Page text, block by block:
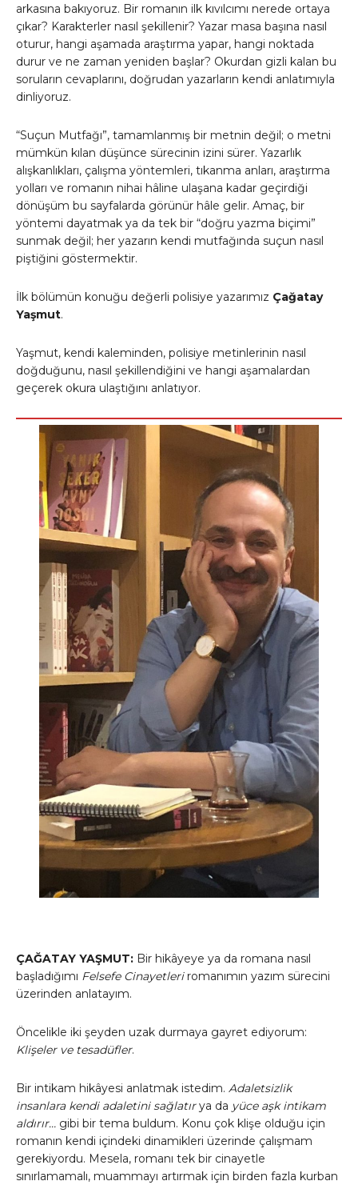
arkasına bakıyoruz. Bir romanın ilk kıvılcımı nerede ortaya
çıkar? Karakterler nasıl şekillenir? Yazar masa başına nasıl
oturur, hangi aşamada araştırma yapar, hangi noktada
durur ve ne zaman yeniden başlar? Okurdan gizli kalan bu
soruların cevaplarını, doğrudan yazarların kendi anlatımıyla
dinliyoruz.
“Suçun Mutfağı”, tamamlanmış bir metnin değil; o metni
mümkün kılan düşünce sürecinin izini sürer. Yazarlık
alışkanlıkları, çalışma yöntemleri, tıkanma anları, araştırma
yolları ve romanın nihai hâline ulaşana kadar geçirdiği
dönüşüm bu sayfalarda görünür hâle gelir. Amaç, bir
yöntemi dayatmak ya da tek bir “doğru yazma biçimi”
sunmak değil; her yazarın kendi mutfağında suçun nasıl
piştiğini göstermektir.
İlk bölümün konuğu değerli polisiye yazarımız Çağatay
Yaşmut.
Yaşmut, kendi kaleminden, polisiye metinlerinin nasıl
doğduğunu, nasıl şekillendiğini ve hangi aşamalardan
geçerek okura ulaştığını anlatıyor.
ÇAĞATAY YAŞMUT: Bir hikâyeye ya da romana nasıl
başladığımı Felsefe Cinayetleriromanımın yazım sürecini
üzerinden anlatayım.
Öncelikle iki şeyden uzak durmaya gayret ediyorum:
Klişeler ve tesadüfler.
Bir intikam hikâyesi anlatmak istedim. Adaletsizlik
insanlara kendi adaletini sağlatırya da yüce aşk intikam
aldırır… gibi bir tema buldum. Konu çok klişe olduğu için
romanın kendi içindeki dinamikleri üzerinde çalışmam
gerekiyordu. Mesela, romanı tek bir cinayetle
sınırlamamalı, muammayı artırmak için birden fazla kurban